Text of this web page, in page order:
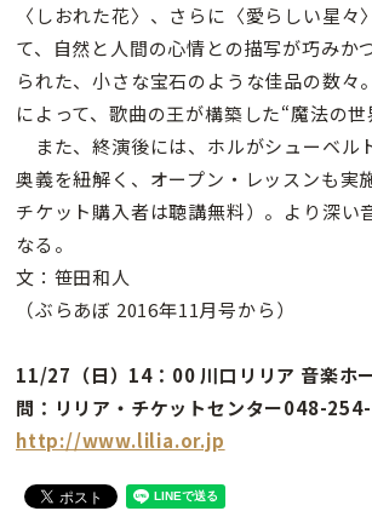
〈しおれた花〉、さらに〈愛らしい星々
て、自然と人間の心情との描写が巧みか
られた、小さな宝石のような佳品の数々
によって、歌曲の王が構築した“魔法の世
また、終演後には、ホルがシューベル
奥義を紐解く、オープン・レッスンも実
チケット購入者は聴講無料）。より深い
なる。
文：笹田和人
（ぶらあぼ 2016年11月号から）
11/27（日）14：00 川口リリア 音楽ホ
問：リリア・チケットセンター048-
http://www.lilia.or.jp